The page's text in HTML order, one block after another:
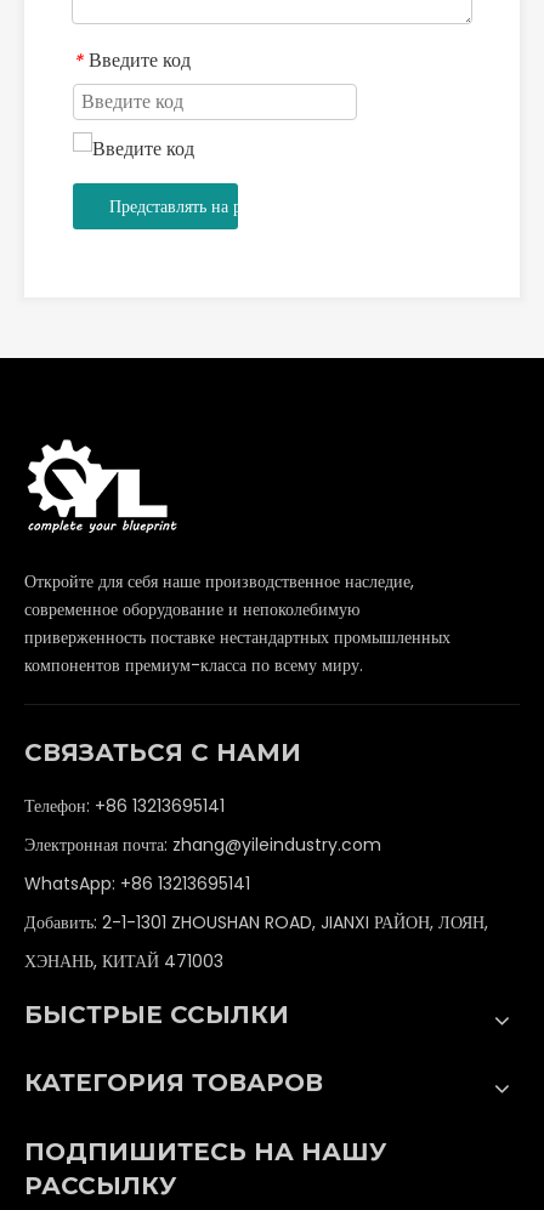
* Введите код
Представлять на рассмотрение
Откройте для себя наше производственное наследие,
современное оборудование и непоколебимую
приверженность поставке нестандартных промышленных
компонентов премиум-класса по всему миру.
СВЯЗАТЬСЯ С НАМИ
Телефон: +86 13213695141
Электронная почта: zhang@yileindustry.com
WhatsApp: +86 13213695141
Добавить: 2-1-1301 ZHOUSHAN ROAD, JIANXI РАЙОН, ЛОЯН,
ХЭНАНЬ, КИТАЙ 471003
БЫСТРЫЕ ССЫЛКИ
КАТЕГОРИЯ ТОВАРОВ
ПОДПИШИТЕСЬ НА НАШУ
РАССЫЛКУ